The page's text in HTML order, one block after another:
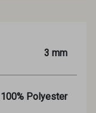
3 mm
100% Polyester